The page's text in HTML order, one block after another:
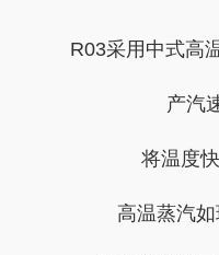
R03采用中式高
产汽
将温度
高温蒸汽